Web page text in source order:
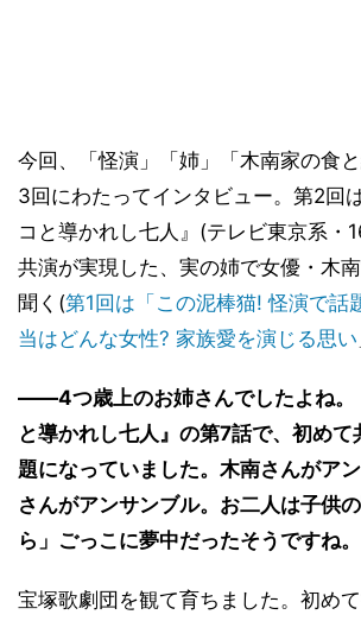
今回、「怪演」「姉」「木南家の食
3回にわたってインタビュー。第2回
コと導かれし七人』(テレビ東京系・
共演が実現した、実の姉で女優・木
聞く(第1回は「この泥棒猫! 怪演で話
当はどんな女性? 家族愛を演じる思い
――4つ歳上のお姉さんでしたよね。
と導かれし七人』の第7話で、初め
題になっていました。木南さんがア
さんがアンサンブル。お二人は子供
ら」ごっこに夢中だったそうですね。
宝塚歌劇団を観て育ちました。初め